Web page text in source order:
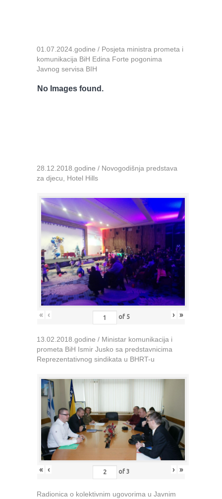
01.07.2024.godine / Posjeta ministra prometa i
komunikacija BiH Edina Forte pogonima
Javnog servisa BIH
No Images found.
28.12.2018.godine / Novogodišnja predstava
za djecu, Hotel Hills
« ‹ of 5 › »
13.02.2018.godine / Ministar komunikacija i
prometa BiH Ismir Jusko sa predstavnicima
Reprezentativnog sindikata u BHRT-u
« ‹ of 3 › »
Radionica o kolektivnim ugovorima u Javnim